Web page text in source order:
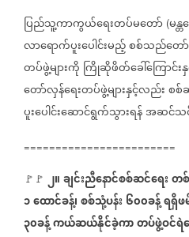
ပြည်သူ့ကာကွယ်ရေးတပ်မတော် (မန္
လာရောက်ပူးပေါင်းမည့်စစ်သည်တော်
တပ်ဖွဲ့များကို ကြိုဆိုဖိတ်ခေါ်ကြောင်း
တော်လှန်ရေးတပ်ဖွဲ့များနှင့်လည်းစစ်
ပူးပေါင်းဆောင်ရွက်သွားရန်အဆင်သင့်
========================
🚩🚩 ၂။ချင်းညီနောင်စစ်ဆင်ရေးတ
၁ထောင်ခန့်၊စစ်သုံ့ပန်း ၆၀၀ခန့်ရရှိဖ
၃၀ခန့်ကယ်ဆယ်နိုင်ခဲ့ကာတပ်ဖွဲ့ဝင်ရဲ